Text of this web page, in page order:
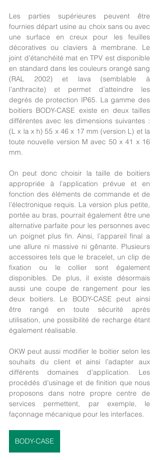
Les parties supérieures peuvent être
fournies départ usine au choix sans ou avec
une surface en creux pour les feuilles
décoratives ou claviers à membrane. Le
joint d’étanchéité mat en TPV est disponible
en standard dans les couleurs orangé sang
(RAL 2002) et lava (semblable à
l’anthracite) et permet d’atteindre les
degrés de protection IP65. La gamme des
boitiers BODY-CASE existe en deux tailles
différentes avec les dimensions suivantes :
(L x la x h) 55 x 46 x 17 mm (version L) et la
toute nouvelle version M avec 50 x 41 x 16
mm.
On peut donc choisir la taille de boitiers
appropriée à l’application prévue et en
fonction des éléments de commande et de
l’électronique requis. La version plus petite,
portée au bras, pourrait également être une
alternative parfaite pour les personnes avec
un poignet plus fin. Ainsi, l’appareil final a
une allure ni massive ni gênante. Plusieurs
accessoires tels que le bracelet, un clip de
fixation ou le collier sont également
disponibles. De plus, il existe désormais
aussi une coupe de rangement pour les
deux boitiers. Le BODY-CASE peut ainsi
être rangé en toute sécurité après
utilisation, une possibilité de recharge étant
également réalisable.
OKW peut aussi modifier le boitier selon les
souhaits du client et ainsi l’adapter aux
différents domaines d’application. Les
procédés d’usinage et de finition que nous
proposons dans notre propre centre de
services permettent, par exemple, le
façonnage mécanique pour les interfaces.
BODY-CASE